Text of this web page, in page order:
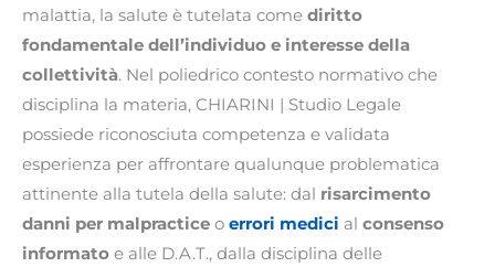
malattia, la salute è tutelata come diritto
fondamentale dell’individuo e interesse della
collettività. Nel poliedrico contesto normativo che
disciplina la materia, CHIARINI | Studio Legale
possiede riconosciuta competenza e validata
esperienza per affrontare qualunque problematica
attinente alla tutela della salute: dal risarcimento
danni per malpractice o errori medici al consenso
informato e alle D.A.T., dalla disciplina delle